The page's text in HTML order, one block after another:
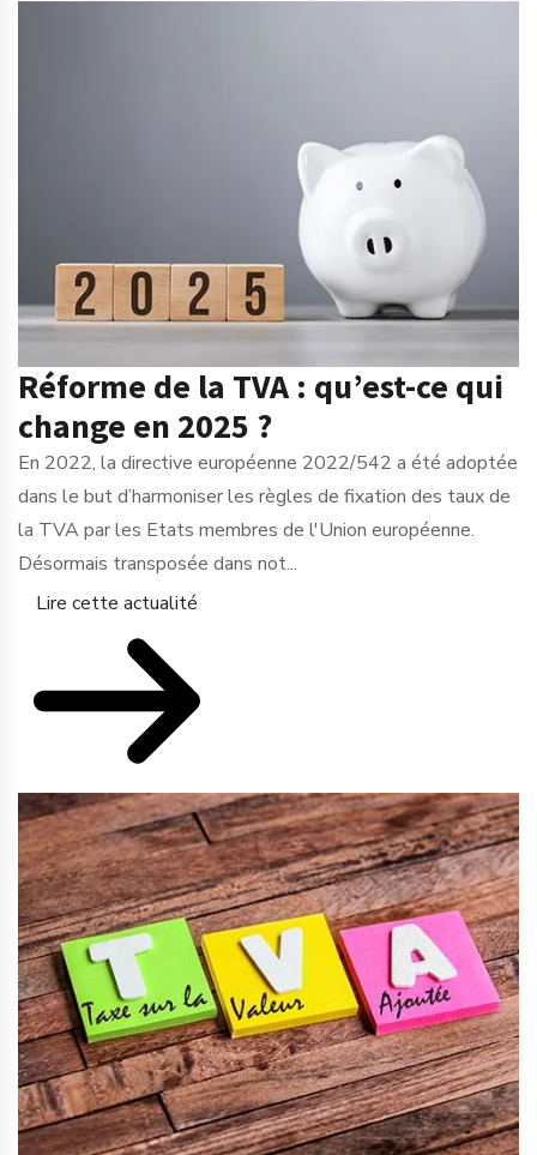
Réforme de la TVA : qu’est-ce qui
change en 2025 ?
En 2022, la directive européenne 2022/542 a été adoptée
dans le but d’harmoniser les règles de fixation des taux de
la TVA par les Etats membres de l'Union européenne.
Désormais transposée dans not...
Lire cette actualité